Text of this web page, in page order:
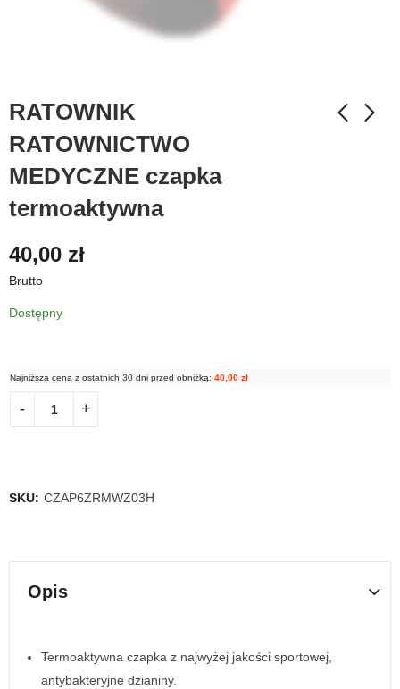
RATOWNIK
RATOWNICTWO
MEDYCZNE czapka
termoaktywna
40,00 zł
Brutto
Dostępny
Najniższa cena z ostatnich 30 dni przed obniżką: 40,00 zł
SKU: CZAP6ZRMWZ03H
Opis
Termoaktywna czapka z najwyżej jakości sportowej,
antybakteryjne dzianiny.